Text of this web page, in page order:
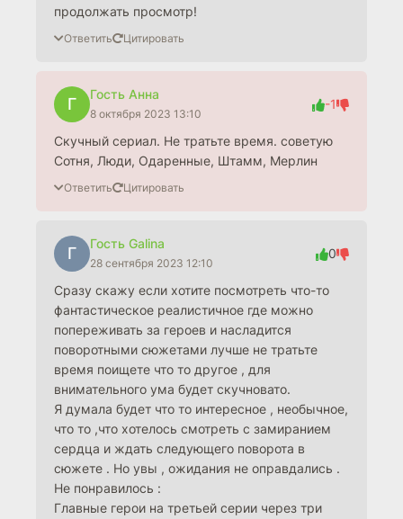
продолжать просмотр!
Ответить Цитировать
Г
Гость Анна
8 октября 2023 13:10
-1
Скучный сериал. Не тратьте время. советую
Сотня, Люди, Одаренные, Штамм, Мерлин
Ответить Цитировать
Г
Гость Galina
28 сентября 2023 12:10
0
Сразу скажу если хотите посмотреть что-то
фантастическое реалистичное где можно
попереживать за героев и насладится
поворотными сюжетами лучше не тратьте
время поищете что то другое , для
внимательного ума будет скучновато.
Я думала будет что то интересное , необычное,
что то ,что хотелось смотреть с замиранием
сердца и ждать следующего поворота в
сюжете . Но увы , ожидания не оправдались .
Не понравилось :
Главные герои на третьей серии через три